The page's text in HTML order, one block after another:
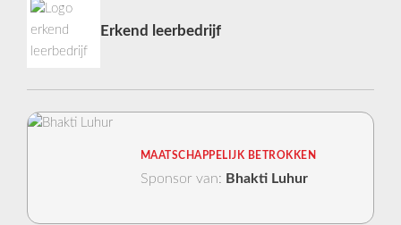
Erkend leerbedrijf
MAATSCHAPPELIJK BETROKKEN
Sponsor van: Bhakti Luhur